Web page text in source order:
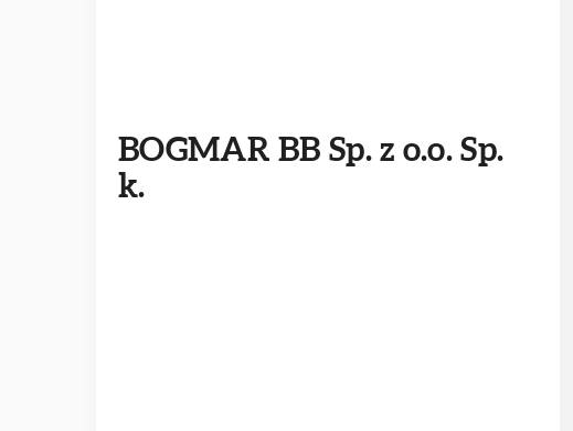
BOGMAR BB Sp. z o.o. Sp.
k.